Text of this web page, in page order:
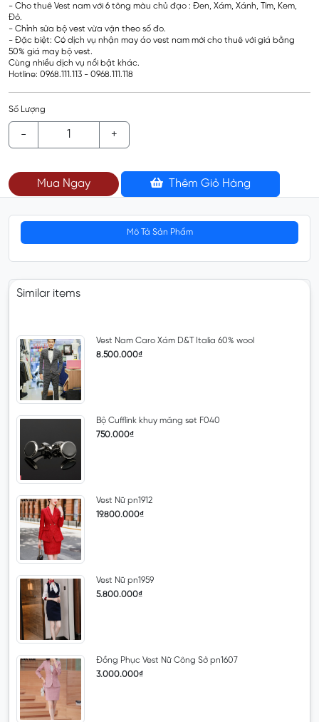
- Cho thuê Vest nam với 6 tông màu chủ đạo : Đen, Xám, Xánh, Tím, Kem,
Đỏ.
- Chỉnh sửa bộ vest vừa vặn theo số đo.
- Đặc biệt: Có dịch vụ nhận may áo vest nam mới cho thuê với giá bằng
50% giá may bộ vest.
Cùng nhiều dịch vụ nổi bật khác.
Hotline: 0968.111.113 - 0968.111.118
Số Lượng
- +
Mua Ngay Thêm Giỏ Hàng
Mô Tả Sản Phẩm
Similar items
Vest Nam Caro Xám D&T Italia 60% wool
8.500.000₫
Bộ Cufflink khuy măng set F040
750.000₫
Vest Nữ pn1912
19.800.000₫
Vest Nữ pn1959
5.800.000₫
Đồng Phục Vest Nữ Công Sở pn1607
3.000.000₫